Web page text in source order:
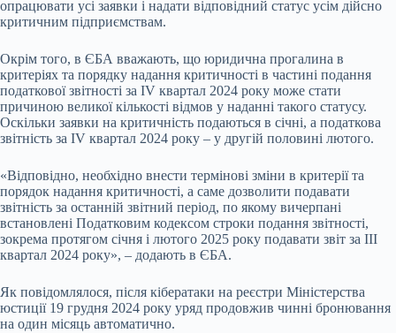
опрацювати усі заявки і надати відповідний статус усім дійсно
критичним підприємствам.
Окрім того, в ЄБА вважають, що юридична прогалина в
критеріях та порядку надання критичності в частині подання
податкової звітності за IV квартал 2024 року може стати
причиною великої кількості відмов у наданні такого статусу.
Оскільки заявки на критичність подаються в січні, а податкова
звітність за IV квартал 2024 року – у другій половині лютого.
«Відповідно, необхідно внести термінові зміни в критерії та
порядок надання критичності, а саме дозволити подавати
звітність за останній звітний період, по якому вичерпані
встановлені Податковим кодексом строки подання звітності,
зокрема протягом січня і лютого 2025 року подавати звіт за III
квартал 2024 року», – додають в ЄБА.
Як повідомлялося, після кібератаки на реєстри Міністерства
юстиції 19 грудня 2024 року уряд продовжив чинні бронювання
на один місяць автоматично.